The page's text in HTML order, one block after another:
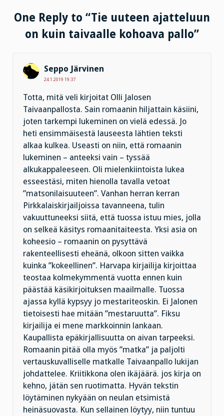
One Reply to “Tie uuteen ajatteluun
on kuin taivaalle kohoava pallo”
Seppo Järvinen
24.1.2019 19:37
Totta, mitä veli kirjoitat Olli Jalosen
Taivaanpallosta. Sain romaanin hiljattain käsiini,
joten tarkempi lukeminen on vielä edessä. Jo
heti ensimmäisestä lauseesta lähtien teksti
alkaa kulkea. Useasti on niin, että romaanin
lukeminen – anteeksi vain – tyssää
alkukappaleeseen. Oli mielenkiintoista lukea
esseestäsi, miten hienolla tavalla vetoat
”matsonilaisuuteen”. Vanhan herran kerran
Pirkkalaiskirjailjoissa tavanneena, tulin
vakuuttuneeksi siitä, että tuossa istuu mies, jolla
on selkeä käsitys romaanitaiteesta. Yksi asia on
koheesio – romaanin on pysyttävä
rakenteellisesti eheänä, olkoon sitten vaikka
kuinka ”kokeellinen”. Harvapa kirjailija kirjoittaa
teostaa kolmekymmentä vuotta ennen kuin
päästää käsikirjoituksen maailmalle. Tuossa
ajassa kyllä kypsyy jo mestariteoskin. Ei Jalonen
tietoisesti hae mitään ”mestaruutta”. Fiksu
kirjailija ei mene markkoinnin lankaan.
Kaupallista epäkirjallisuutta on aivan tarpeeksi.
Romaanin pitää olla myös ”matka” ja paljolti
vertauskuvalliselle matkalle Taivaanpallo lukijan
johdattelee. Kriitikkona olen ikäjäärä. jos kirja on
kehno, jätän sen ruotimatta. Hyvän tekstin
löytäminen nykyään on neulan etsimistä
heinäsuovasta. Kun sellainen löytyy, niin tuntuu